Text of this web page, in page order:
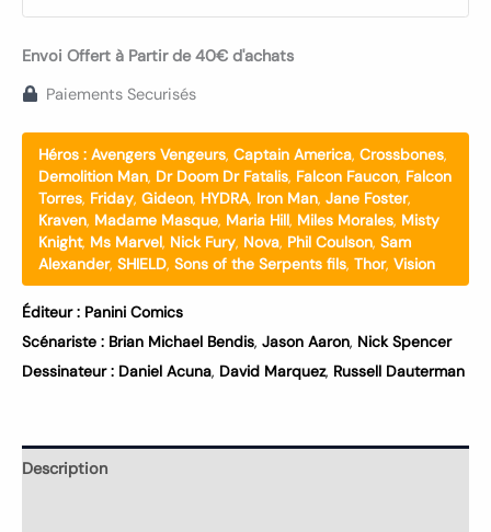
Envoi Offert à Partir de 40€ d'achats
Paiements Securisés
Héros : Avengers Vengeurs, Captain America, Crossbones,
Demolition Man, Dr Doom Dr Fatalis, Falcon Faucon, Falcon
Torres, Friday, Gideon, HYDRA, Iron Man, Jane Foster,
Kraven, Madame Masque, Maria Hill, Miles Morales, Misty
Knight, Ms Marvel, Nick Fury, Nova, Phil Coulson, Sam
Alexander, SHIELD, Sons of the Serpents fils, Thor, Vision
Éditeur : Panini Comics
Scénariste : Brian Michael Bendis, Jason Aaron, Nick Spencer
Dessinateur : Daniel Acuna, David Marquez, Russell Dauterman
Description